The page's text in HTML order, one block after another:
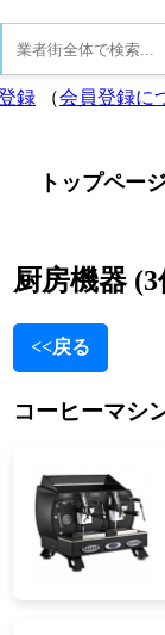
録 （会員登録に
トップペー
厨房機器 (3
<<戻る
コーヒーマシ